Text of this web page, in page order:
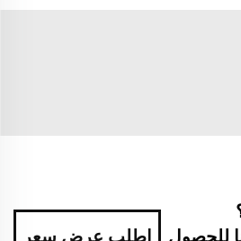
للحصول
اطلب عرض سعر